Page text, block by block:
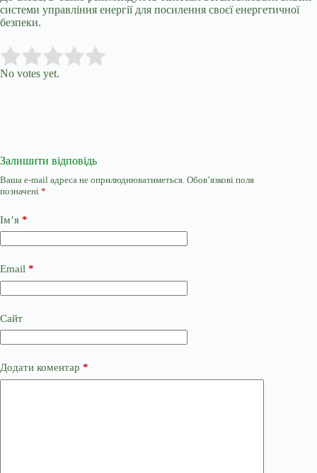
системи управління енергії для посилення своєї енергетичної
безпеки.
Rate this item:
No votes yet.
Залишити відповідь
Ваша e-mail адреса не оприлюднюватиметься. Обов’язкові поля
позначені *
Ім’я *
Email *
Сайт
Додати коментар *